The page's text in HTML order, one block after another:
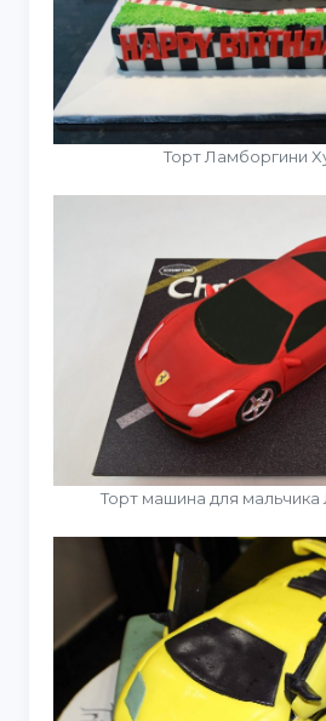
Торт Ламборгини
Торт машина для